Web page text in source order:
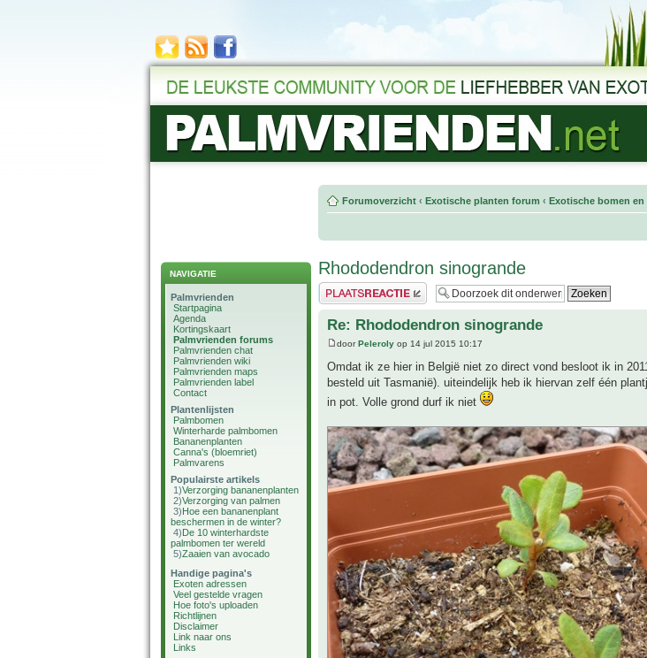
NAVIGATIE
Palmvrienden
Startpagina
Agenda
Kortingskaart
Palmvrienden forums
Palmvrienden chat
Palmvrienden wiki
Palmvrienden maps
Palmvrienden label
Contact
Plantenlijsten
Palmbomen
Winterharde palmbomen
Bananenplanten
Canna's (bloemriet)
Palmvarens
Populairste artikels
1)Verzorging bananenplanten
2)Verzorging van palmen
3)Hoe een bananenplant
beschermen in de winter?
4)De 10 winterhardste
palmbomen ter wereld
5)Zaaien van avocado
Handige pagina's
Exoten adressen
Veel gestelde vragen
Hoe foto's uploaden
Richtlijnen
Disclaimer
Link naar ons
Links
Forumoverzicht ‹ Exotische planten forum ‹ Exotische bomen en
Rhododendron sinogrande
Plaats een reactie
Re: Rhododendron sinogrande
doorPeleroly op 14 jul 2015 10:17
Omdat ik ze hier in België niet zo direct vond besloot ik in
besteld uit Tasmanië). uiteindelijk heb ik hiervan zelf één
in pot. Volle grond durf ik niet